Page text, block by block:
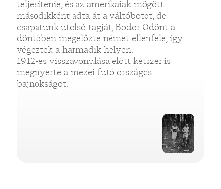
teljesítenie, és az amerikaiak mögött
másodikként adta át a váltóbotot, de
csapatunk utolsó tagját, Bodor Ödönt a
döntőben megelőzte német ellenfele, így
végeztek a harmadik helyen.
1912-es visszavonulása előtt kétszer is
megnyerte a mezei futó országos
bajnokságot.